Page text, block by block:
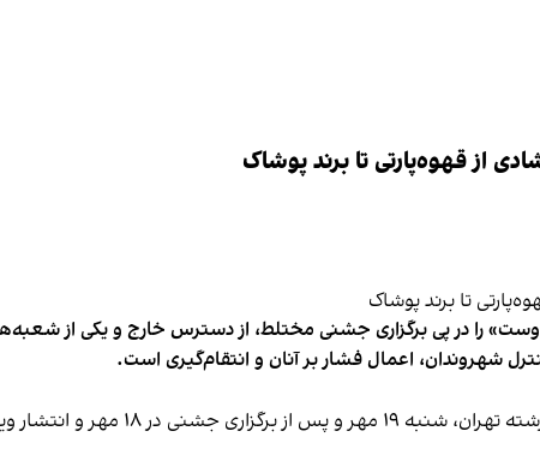
قهوه‌پارتی تا برند پوشاک
را در پی برگزاری جشنی مختلط، از دسترس خارج و یکی از
شهروندان، اعمال فشار بر آنان و انتقام‌گیری است.
برخی رسانه‌ها در ایران گزارش دادند